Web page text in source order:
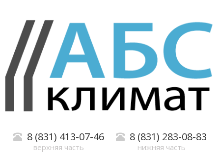
8 (831) 413-07-46
верхняя часть
8 (831) 283-08-83
нижняя часть